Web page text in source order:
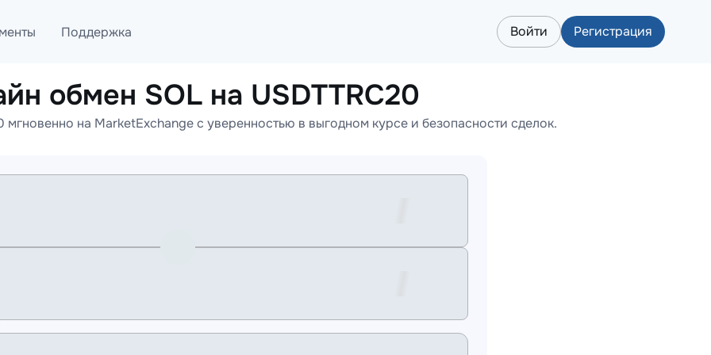
Поддержка
Telegram
Онлайн помощь
Войти Регистрация
обмен SOL на USDTTRC20
мгновенно на MarketExchange с уверенностью в выгодном курсе и безопасности сделок.